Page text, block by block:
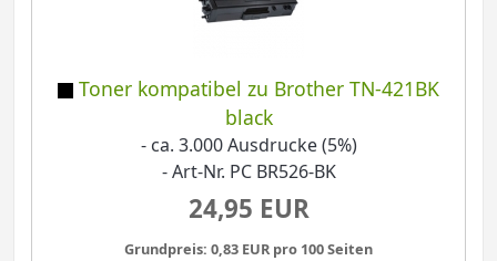
Toner kompatibel zu Brother TN-421BK
black
- ca. 3.000 Ausdrucke (5%)
- Art-Nr. PC BR526-BK
24,95 EUR
Grundpreis: 0,83 EUR pro 100 Seiten